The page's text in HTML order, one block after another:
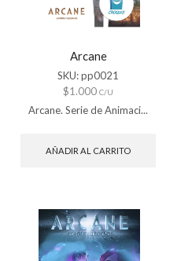
Arcane
SKU:pp0021
$1.000 C/U
Arcane. Serie de Animaci...
AÑADIR AL CARRITO